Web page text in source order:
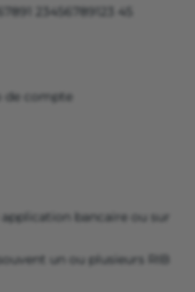
23456789123 45
de compte
application bancaire ou sur
un ou plusieurs RIB